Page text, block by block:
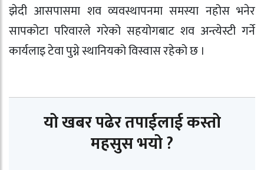
झेदी आसपासमा शव व्यवस्थापनमा समस्या नहोस भनेर
सापकोटा परिवारले गरेको सहयोगबाट शव अन्त्येस्टी गर्ने
कार्यलाइ टेवा पुग्ने स्थानियको विस्वास रहेको छ ।
यो खबर पढेर तपाईलाई कस्तो
महसुस भयो ?